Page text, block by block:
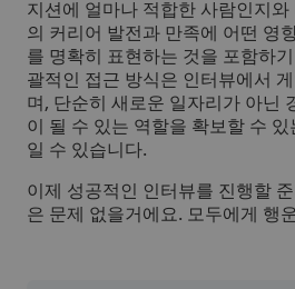
지션에 얼마나 적합한 사람인지와
의 커리어 발전과 만족에 어떤 영
를 명확히 표현하는 것을 포함하
괄적인 접근 방식은 인터뷰에서
며, 단순히 새로운 일자리가 아닌
이 될 수 있는 역할을 확보할 수
일 수 있습니다.
이제 성공적인 인터뷰를 진행할
은 문제 없을거에요. 모두에게 행